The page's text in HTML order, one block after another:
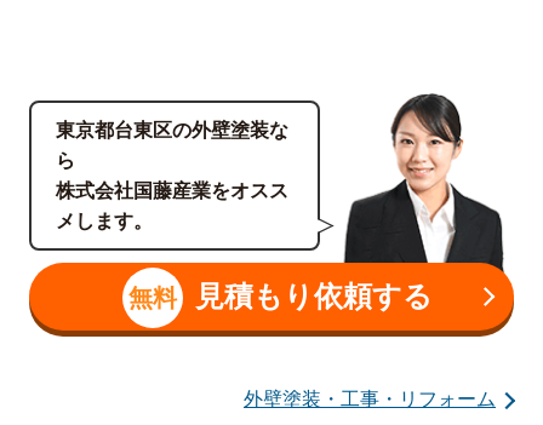
東京都台東区の外壁塗装な
ら
株式会社国藤産業をオスス
メします。
無料 見積もり依頼する
外壁塗装・工事・リフォーム